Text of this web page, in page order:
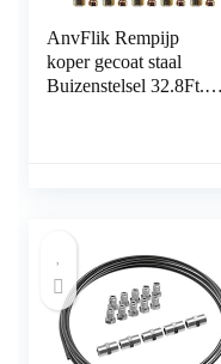
AnvFlik Rempijp
koper gecoat staal
Buizenstelsel 32.8Ft.